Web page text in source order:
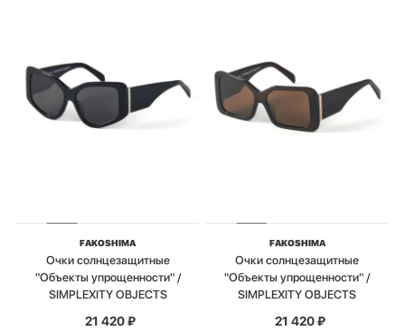
FAKOSHIMA
Очки солнцезащитные
"Объекты упрощенности" /
SIMPLEXITY OBJECTS
21 420₽
FAKOSHIMA
Очки солнцезащитные
"Объекты упрощенности" /
SIMPLEXITY OBJECTS
21 420₽